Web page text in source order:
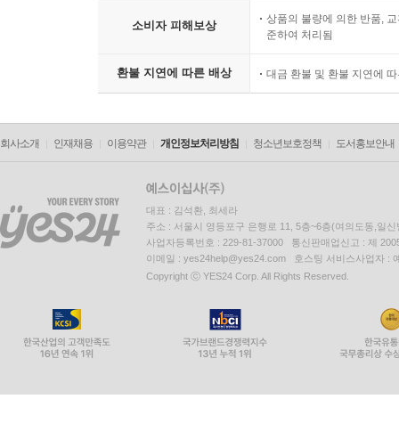
소비자 피해보상
상품의 불량에 의한 반품,
준하여 처리됨
환불 지연에 따른 배상 대금 환불 및 환불 지연에
회사소개 인재채용 이용약관 개인정보처리방침 청소년보호정책 도서홍보안내
대표 : 김석환, 최세라
주소 : 서울시 영등포구 은행로 11, 5층~6층(여의도동,일신
사업자등록번호 : 229-81-37000 통신판매업신고 : 제
이메일 : yes24help@yes24.com 호스팅 서비스사업자 :
Copyright ⓒ YES24 Corp. All Rights Reserved.